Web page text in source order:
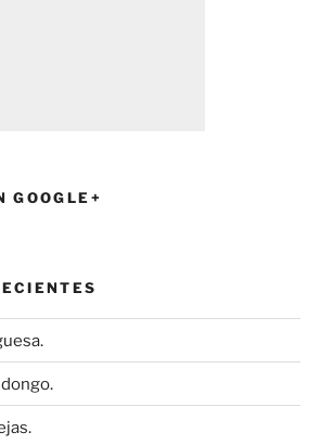
GOOGLE+